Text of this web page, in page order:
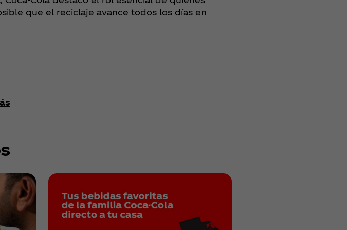
que el reciclaje avance todos los días en